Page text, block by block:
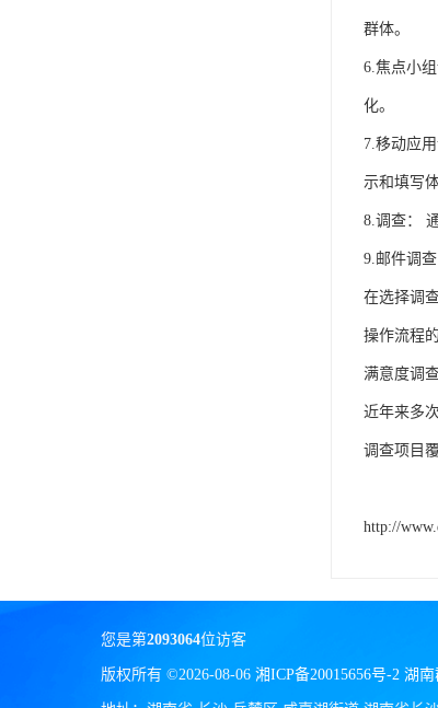
群体。
6.焦点小
化。
7.移动应
示和填写
8.调查：
9.邮件调
在选择调
操作流程
满意度调
近年来多
调查项目
http://
您是第2093064位访客
版权所有 ©2026-08-06 湘ICP备20015656号-2 湖南